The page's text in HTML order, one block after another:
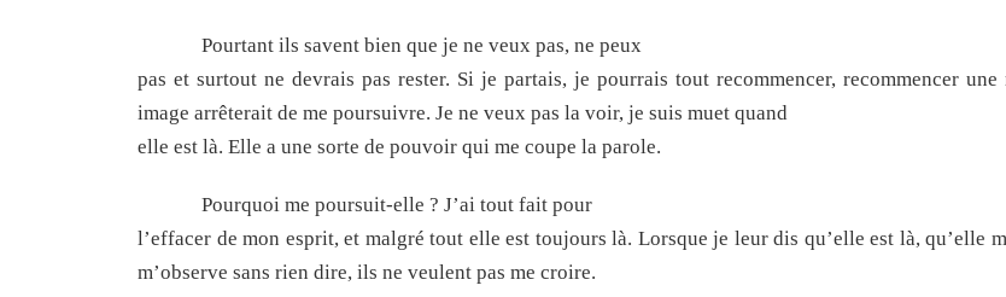
Pourtant ils savent bien que je ne veux pas, ne peux
pas et surtout ne devrais pas rester. Si je partais, je pourrais tout recommencer, recommencer
image arrêterait de me poursuivre. Je ne veux pas la voir, je suis muet quand
elle est là. Elle a une sorte de pouvoir qui me coupe la parole.
Pourquoi me poursuit-elle ? J’ai tout fait pour
l’effacer de mon esprit, et malgré tout elle est toujours là. Lorsque je leur dis qu’elle est là, qu’elle
m’observe sans rien dire, ils ne veulent pas me croire.